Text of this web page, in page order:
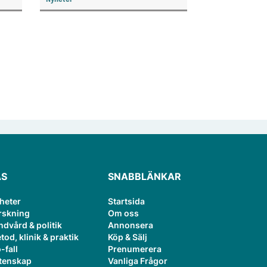
& politik
klinik & praktik
fall
SNABBLÄNKAR
Startsida
Om oss
Annonsera
Köp & Sälj
Prenumerera
Vanliga Frågor